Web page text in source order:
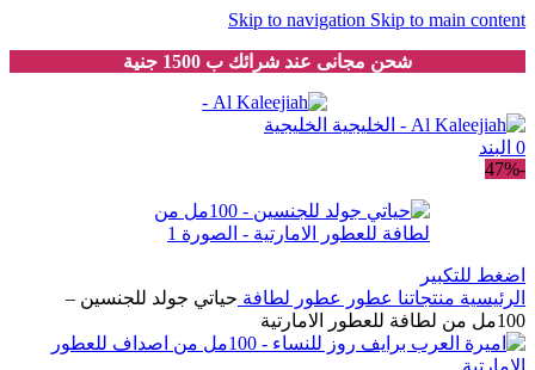
Skip to navigation Skip to main content
شحن مجانى عند شرائك ب 1500 جنية
0 البند
-47%
اضغط للتكبير
الرئيسية منتجاتنا عطور عطور لطافة حياتي جولد للجنسين –
100مل من لطافة للعطور الامارتية